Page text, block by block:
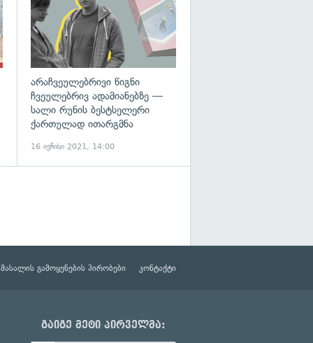
არაჩვეულებრივი წიგნი
ჩვეულებრივ ადამიანებზე —
სალი რუნის ბესტსელერი
ქართულად ითარგმნა
16 ივნისი 2021, 14:00
მასალის გამოყენების პირობები კონტაქტი
გაიგე მეტი პირველმა: